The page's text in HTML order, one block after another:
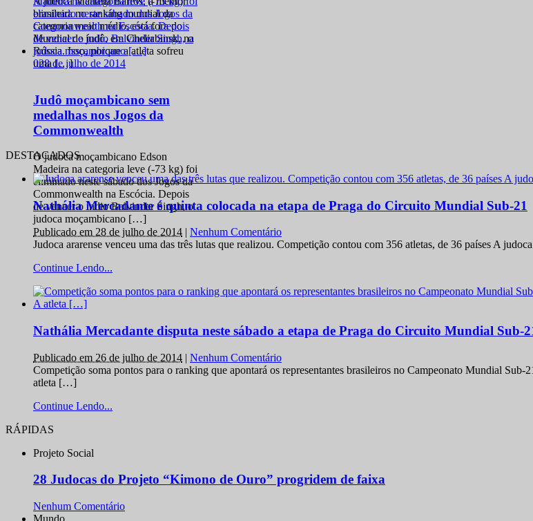
brasileira no ranking mundial da
categoria meio médio, está fora do
Mundial de judô, em Cheliabinsk, na
Rússia. Isso, porque a atleta sofreu
uma […]
028 de julho de 2014
Judô moçambicano sem
medalhas nos Jogos da
Commonwealth
O judoca moçambicano Edson
Madeira na categoria leve (-73 kg) foi
eliminado neste sábado dos Jogos da
Commonwealth na Escócia. Depois
de vencer o índio Balvinder Singh, o
judoca moçambicano […]
DESTACADOS
Nathália Mercadante é quinta colocada na etapa de Praga do Circuito Mundial Sub-21
Publicado em 28 de julho de 2014 | Nenhum Comentário
Judoca ararense venceu uma das três lutas que realizou. Competição contou com 356 atletas, de 36 países A
Continue Lendo...
Nathália Mercadante disputa neste sábado a etapa de Praga do Circuito Mundial Sub-
Publicado em 26 de julho de 2014 | Nenhum Comentário
Competição soma pontos para o ranking que apontará os representantes brasileiros no Campeonato Mundial
atleta […]
Continue Lendo...
RÁPIDAS
Projeto Social
28 Judocas do Projeto “Kimono de Ouro” progridem de faixa
Nenhum Comentário
Mundo